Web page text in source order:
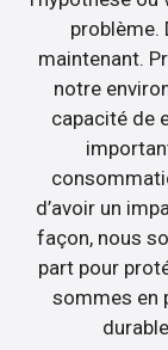
problème.
maintenant.
notre
capacité de
d’avoir un
façon, nous
part pour
sommes en